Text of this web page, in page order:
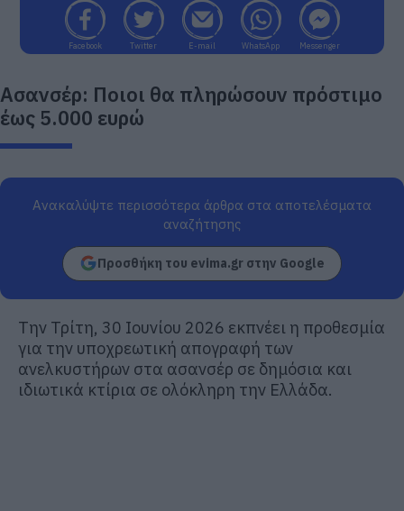
Facebook Twitter E-mail WhatsApp Messenger
Ασανσέρ: Ποιοι θα πληρώσουν πρόστιμο
έως 5.000 ευρώ
Ανακαλύψτε περισσότερα άρθρα στα αποτελέσματα
αναζήτησης
Προσθήκη του evima.gr στην Google
Την Τρίτη, 30 Ιουνίου 2026 εκπνέει η προθεσμία
για την υποχρεωτική απογραφή των
ανελκυστήρων στα ασανσέρ σε δημόσια και
ιδιωτικά κτίρια σε ολόκληρη την Ελλάδα.